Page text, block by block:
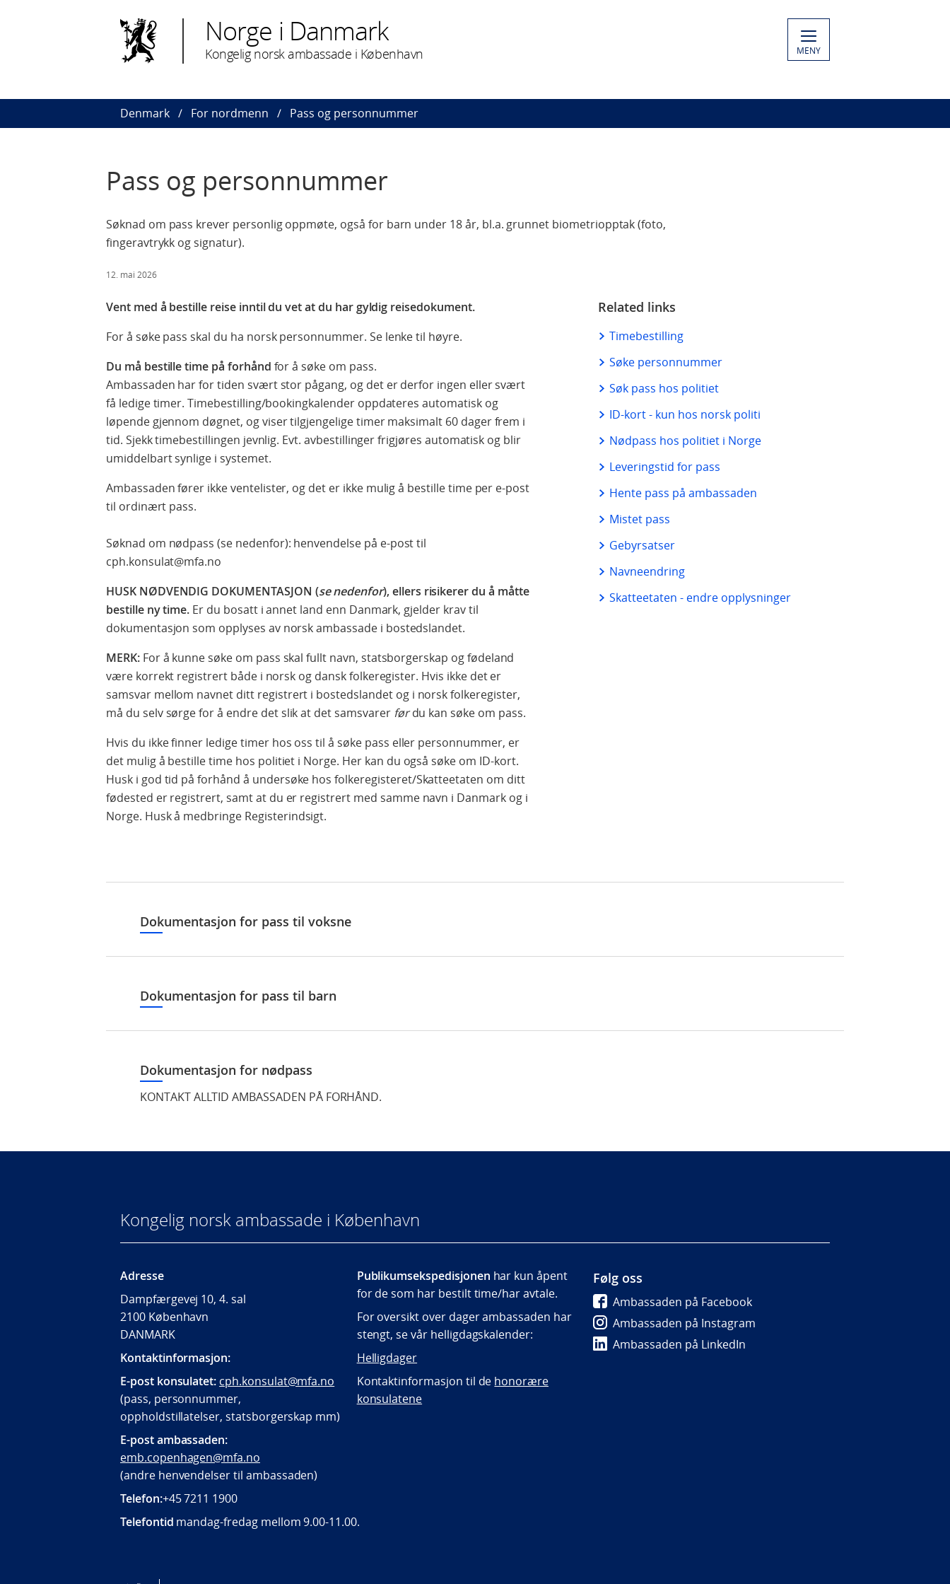
Norge i Danmark
Kongelig norsk ambassade i København MENY
Denmark For nordmenn Pass og personnummer
Pass og personnummer
Søknad om pass krever personlig oppmøte, også for barn under 18 år, bl.a. grunnet biometriopptak (foto,
fingeravtrykk og signatur).
12. mai 2026
Vent med å bestille reise inntil du vet at du har gyldig reisedokument.
For å søke pass skal du ha norsk personnummer. Se lenke til høyre.
Du må bestille time på forhånd for å søke om pass.
Ambassaden har for tiden svært stor pågang, og det er derfor ingen eller svært
få ledige timer. Timebestilling/bookingkalender oppdateres automatisk og
løpende gjennom døgnet, og viser tilgjengelige timer maksimalt 60 dager frem i
tid. Sjekk timebestillingen jevnlig. Evt. avbestillinger frigjøres automatisk og blir
umiddelbart synlige i systemet.
Ambassaden fører ikke ventelister, og det er ikke mulig å bestille time per e-post
til ordinært pass.
Søknad om nødpass (se nedenfor): henvendelse på e-post til
cph.konsulat@mfa.no
HUSK NØDVENDIG DOKUMENTASJON (se nedenfor), ellers risikerer du å måtte
bestille ny time. Er du bosatt i annet land enn Danmark, gjelder krav til
dokumentasjon som opplyses av norsk ambassade i bostedslandet.
MERK: For å kunne søke om pass skal fullt navn, statsborgerskap og fødeland
være korrekt registrert både i norsk og dansk folkeregister. Hvis ikke det er
samsvar mellom navnet ditt registrert i bostedslandet og i norsk folkeregister,
må du selv sørge for å endre det slik at det samsvarer førdu kan søke om pass.
Hvis du ikke finner ledige timer hos oss til å søke pass eller personnummer, er
det mulig å bestille time hos politiet i Norge. Her kan du også søke om ID-kort.
Husk i god tid på forhånd å undersøke hos folkeregisteret/Skatteetaten om ditt
fødested er registrert, samt at du er registrert med samme navn i Danmark og i
Norge. Husk å medbringe Registerindsigt.
Related links
Timebestilling
Søke personnummer
Søk pass hos politiet
ID-kort - kun hos norsk politi
Nødpass hos politiet i Norge
Leveringstid for pass
Hente pass på ambassaden
Mistet pass
Gebyrsatser
Navneendring
Skatteetaten - endre opplysninger
Dokumentasjon for pass til voksne
Dokumentasjon for pass til barn
Dokumentasjon for nødpass
KONTAKT ALLTID AMBASSADEN PÅ FORHÅND.
Kongelig norsk ambassade i København
Adresse
Dampfærgevej 10, 4. sal
2100 København
DANMARK
Kontaktinformasjon:
E-post konsulatet: cph.konsulat@mfa.no
(pass, personnummer,
oppholdstillatelser, statsborgerskap mm)
E-post ambassaden:
emb.copenhagen@mfa.no
(andre henvendelser til ambassaden)
Telefon:+45 7211 1900
Telefontid mandag-fredag mellom 9.00-11.00.
Publikumsekspedisjonen har kun åpent
for de som har bestilt time/har avtale.
For oversikt over dager ambassaden har
stengt, se vår helligdagskalender:
Helligdager
Kontaktinformasjon til de honorære
konsulatene
Følg oss
Ambassaden på Facebook
Ambassaden på Instagram
Ambassaden på LinkedIn